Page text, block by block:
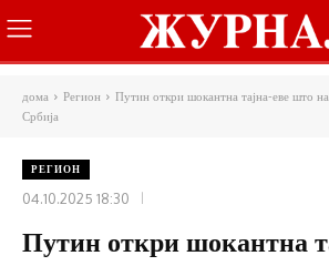
дома Регион
Путин откри шокантна тајна-еве што
Србија
РЕГИОН
04.10.2025 18:30
Путин откри шокантна